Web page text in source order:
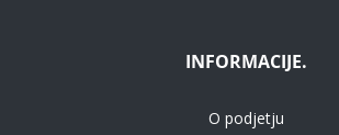
INFORMACIJE.
O podjetju